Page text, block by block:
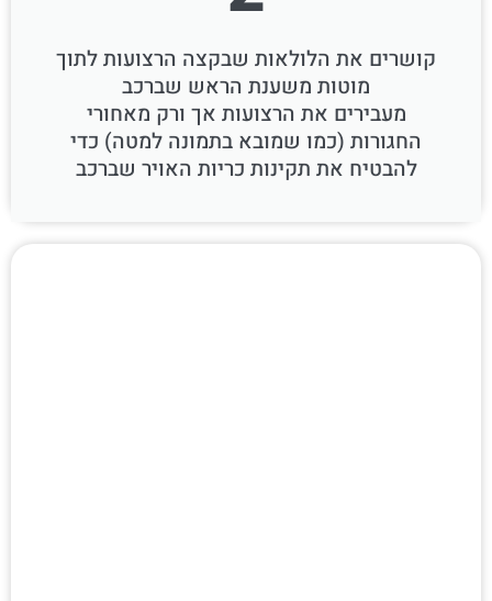
קושרים את הלולאות שבקצה הרצועות לתוך
מוטות משענת הראש שברכב
מעבירים את הרצועות אך ורק מאחורי
החגורות (כמו שמובא בתמונה למטה) כדי
להבטיח את תקינות כריות האויר שברכב